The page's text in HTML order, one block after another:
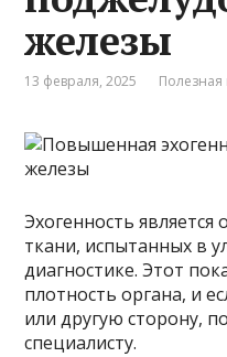
железы
13 февраля, 2025
Эхогенность является
ткани, испытанных в
диагностике. Этот
плотность органа, и
или другую сторону,
специалисту.